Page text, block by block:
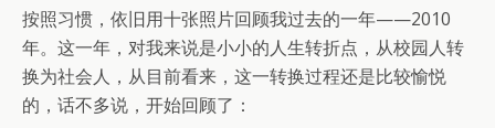
按照习惯，依旧用十张照片回顾我过去的一年——2010
年。这一年，对我来说是小小的人生转折点，从校园人转
换为社会人，从目前看来，这一转换过程还是比较愉悦
的，话不多说，开始回顾了：